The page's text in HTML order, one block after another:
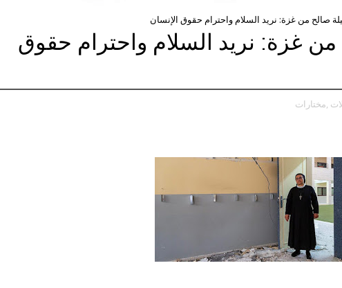
صالح من غزة: نريد السلام واحترام حقوق الإنسان
من غزة: نريد السلام واحترام حقوق
,مختارات